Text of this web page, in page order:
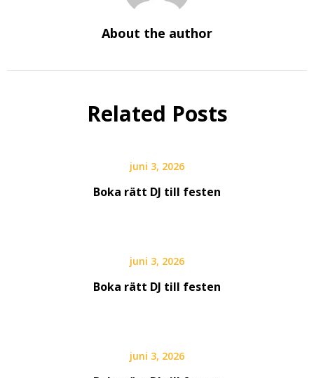
About the author
Related Posts
juni 3, 2026
Boka rätt DJ till festen
juni 3, 2026
Boka rätt DJ till festen
juni 3, 2026